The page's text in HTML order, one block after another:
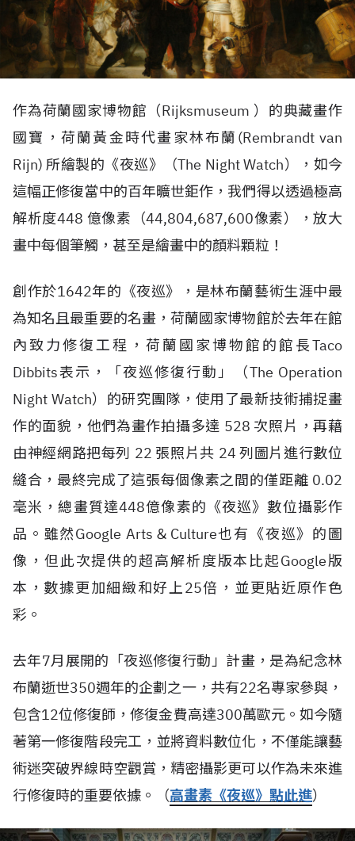
作為荷蘭國家博物館（Rijksmuseum ）的典藏畫作
國寶，荷蘭黃金時代畫家林布蘭(Rembrandt van
Rijn) 所繪製的《夜巡》（The Night Watch），如今
這幅正修復當中的百年曠世鉅作，我們得以透過極高
解析度448 億像素（44,804,687,600像素），放大
畫中每個筆觸，甚至是繪畫中的顏料顆粒！
創作於1642年的《夜巡》，是林布蘭藝術生涯中最
為知名且最重要的名畫，荷蘭國家博物館於去年在館
內致力修復工程，荷蘭國家博物館的館長Taco
Dibbits表示，「夜巡修復行動」（The Operation
Night Watch）的研究團隊，使用了最新技術捕捉畫
作的面貌，他們為畫作拍攝多達 528 次照片，再藉
由神經網路把每列 22 張照片共 24 列圖片進行數位
縫合，最終完成了這張每個像素之間的僅距離 0.02
毫米，總畫質達448億像素的《夜巡》數位攝影作
品。雖然Google Arts＆Culture也有《夜巡》的圖
像，但此次提供的超高解析度版本比起Google版
本，數據更加細緻和好上25倍，並更貼近原作色
彩。
去年7月展開的「夜巡修復行動」計畫，是為紀念林
布蘭逝世350週年的企劃之一，共有22名專家參與，
包含12位修復師，修復金費高達300萬歐元。如今隨
著第一修復階段完工，並將資料數位化，不僅能讓藝
術迷突破界線時空觀賞，精密攝影更可以作為未來進
行修復時的重要依據。（高畫素《夜巡》點此進）